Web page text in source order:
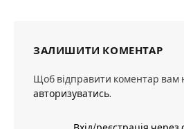
ЗАЛИШИТИ КОМЕНТАР
Щоб відправити коментар вам
авторизуватись.